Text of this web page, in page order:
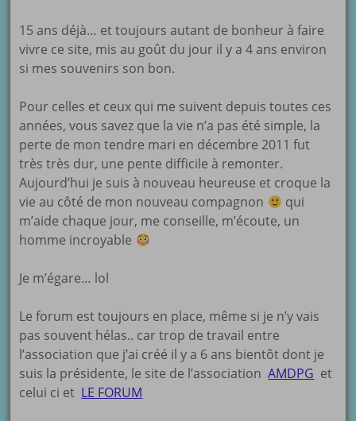
15 ans déjà… et toujours autant de bonheur à faire
vivre ce site, mis au goût du jour il y a 4 ans environ
si mes souvenirs son bon.
Pour celles et ceux qui me suivent depuis toutes ces
années, vous savez que la vie n’a pas été simple, la
perte de mon tendre mari en décembre 2011 fut
très très dur, une pente difficile à remonter.
Aujourd’hui je suis à nouveau heureuse et croque la
vie au côté de mon nouveau compagnon
qui
m’aide chaque jour, me conseille, m’écoute, un
homme incroyable
Je m’égare… lol
Le forum est toujours en place, même si je n’y vais
pas souvent hélas.. car trop de travail entre
l’association que j’ai créé il y a 6 ans bientôt dont je
suis la présidente, le site de l’associationAMDPG et
celui ci et LE FORUM